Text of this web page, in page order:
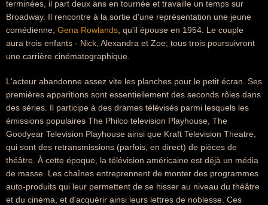
terminées, il part deux ans en tournée et travaille un temps sur
Broadway. Il rencontre à la sortie d'une représentation une jeune
comédienne, Gena Rowlands , qu'il épouse en 1954. Le couple
aura trois enfants - Nick, Alexandra et Zoe; tous trois poursuivront
une carrière cinématographique.
L'acteur abandonne assez vite les planches pour le petit écran. Ses
premières apparitions sont essentiellement des seconds rôles dans
des séries. Il participe à des drames télévisés parmi lesquels les
émissions populaires The Philco television Playhouse, The
Goodyear Television Playhouse ainsi que Kraft Television Theatre,
qui sont des retransmissions (parfois, en direct) de pièces de
théâtre. À cette époque, la télévision américaine est déjà un média
de masse. Les chaînes entreprennent de monter des programmes
auto-produits qui leur permettent de se hisser au niveau du théâtre
et du cinéma, et d'acquérir ainsi leurs lettres de noblesse. Ces